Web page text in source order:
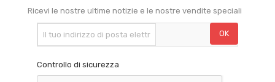
Ricevi le nostre ultime notizie e le nostre vendite speciali
Controllo di sicurezza